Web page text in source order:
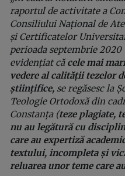
raportul de activitate a
Consiliului Național de
și Certificatelor
perioada septembrie 2020
evidențiat căcele mai
vedere al calității tezelor
științifice, se regăsesc la
Teologie Ortodoxă din
Constanța (teze plagiate,
nu au legătură cu
care au expertiză
textului, incompleta și
reluarea unor teme care